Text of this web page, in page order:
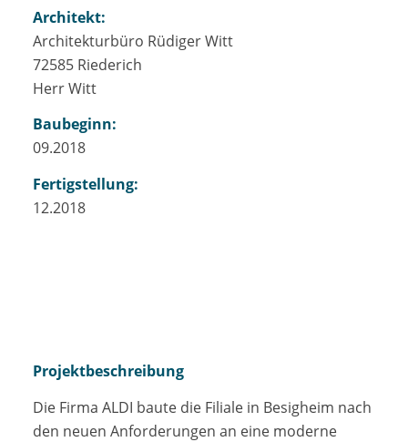
Architekt:
Architekturbüro Rüdiger Witt
72585 Riederich
Herr Witt
Baubeginn:
09.2018
Fertigstellung:
12.2018
Projektbeschreibung
Die Firma ALDI baute die Filiale in Besigheim nach
den neuen Anforderungen an eine moderne